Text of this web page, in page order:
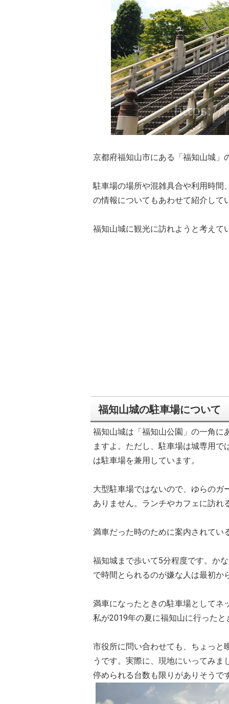
京都府福知山市にある「福知山城」
駐車場の場所や混雑具合や利用時間
の情報についてもあわせて紹介して
福知山城に観光に訪れようと考えて
福知山城の駐車場について
福知山城は「福知山公園」の一角に
ますよ。ただし、駐車場は城専用
は駐車場を兼用しています。
大型駐車場ではないので、ゆらのガ
ありません。ランチやカフェに訪れ
満車だった時のために案内されてい
福知城まで歩いて5分程度です。か
で時間とられるのが嫌な人は最初か
満車になったときの駐車場としてネ
私が2019年の夏に福知山に行ったと
市役所に問い合わせても、ちょっと
うです。実際に、現地にいってみ
停められる台数も限りがありそうで